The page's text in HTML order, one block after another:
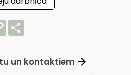
Copy
Link
un kontaktiem